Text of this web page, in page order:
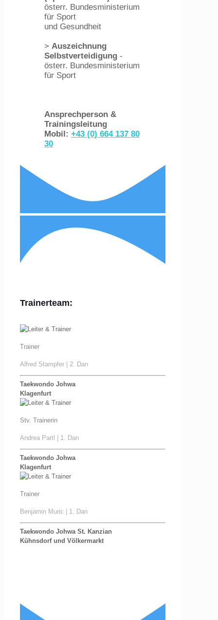
österr. Bundesministerium
für Sport
und Gesundheit
> Auszeichnung
Selbstverteidigung -
österr. Bundesministerium
für Sport
Ansprechperson &
Trainingsleitung
Mobil: +43 (0) 664 137 80
30
Trainerteam:
Trainer
Alfred Stampfer | 2. Dan
Taekwondo Johwa
Klagenfurt
Stv. Trainerin
Andrea Partl | 1. Dan
Taekwondo Johwa
Klagenfurt
Trainer
Benjamin Muric | 1. Dan
Taekwondo Johwa St. Kanzian
Kühnsdorf und Völkermarkt